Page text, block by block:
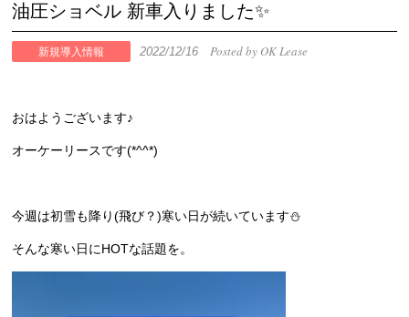
油圧ショベル 新車入りました✨
新規導入情報 2022/12/16Posted by OK Lease
おはようございます♪
オーケーリースです(*^^*)
今週は初雪も降り(飛び？)寒い日が続いています⛄
そんな寒い日にHOTな話題を。